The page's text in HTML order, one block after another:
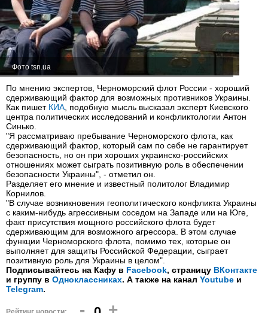
Фото tsn.ua
По мнению экспертов, Черноморский флот России - хороший
сдерживающий фактор для возможных противников Украины.
Как пишет КИА , подобную мысль высказал эксперт Киевского
центра политических исследований и конфликтологии Антон
Синько.
"Я рассматриваю пребывание Черноморского флота, как
сдерживающий фактор, который сам по себе не гарантирует
безопасность, но он при хороших украинско-российских
отношениях может сыграть позитивную роль в обеспечении
безопасности Украины", - отметил он.
Разделяет его мнение и известный политолог Владимир
Корнилов.
"В случае возникновения геополитического конфликта Украины
с каким-нибудь агрессивным соседом на Западе или на Юге,
факт присутствия мощного российского флота будет
сдерживающим для возможного агрессора. В этом случае
функции Черноморского флота, помимо тех, которые он
выполняет для защиты Российской Федерации, сыграет
позитивную роль для Украины в целом".
Подписывайтесь на Кафу в Facebook, страницу ВКонтакте
и группу в Одноклассниках. А также на канал Youtube и
Telegram.